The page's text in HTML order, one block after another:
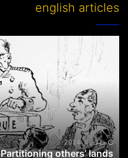
english articles
others’
جولای 4, 2024
Partitioning others’ lands